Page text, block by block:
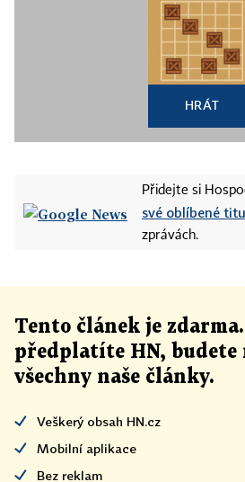
HRÁT
Přidejte si
své oblíbené
zprávách.
Tento článek je
předplatíte HN, budete
všechny naše články.
Veškerý obsah HN.cz
Mobilní aplikace
Bez reklam